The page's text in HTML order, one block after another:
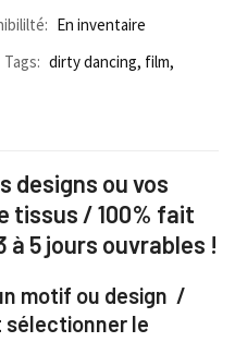
En inventaire
Tags: dirty dancing, film,
designs ou vos
tissus / 100% fait
à 5 jours ouvrables !
motif ou design /
sélectionner le